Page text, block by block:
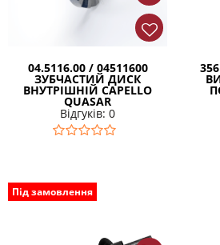
04.5116.00 / 04511600
ЗУБЧАСТИЙ ДИСК
ВНУТРІШНІЙ CAPELLO
QUASAR
Відгуків: 0
Під замовлення